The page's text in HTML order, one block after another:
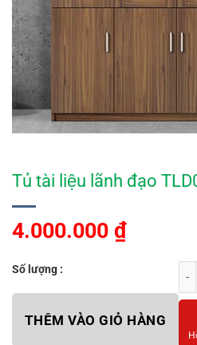
Tủ tài liệu lãnh đạo
4.000.000 ₫
Số lượng :
THÊM VÀO GIỎ HÀNG